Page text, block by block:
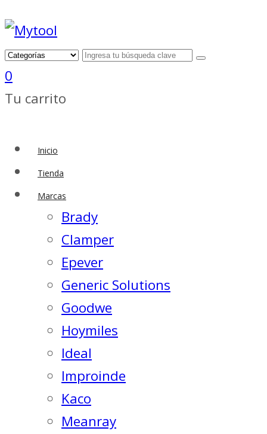
0
Tu carrito
Inicio
Tienda
Marcas
Brady
Clamper
Epever
Generic Solutions
Goodwe
Hoymiles
Ideal
Improinde
Kaco
Meanray